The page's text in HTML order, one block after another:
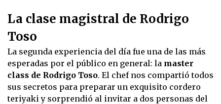
La clase magistral de Rodrigo
Toso
La segunda experiencia del día fue una de las más
esperadas por el público en general: la master
class de Rodrigo Toso. El chef nos compartió todos
sus secretos para preparar un exquisito cordero
teriyaki y sorprendió al invitar a dos personas del